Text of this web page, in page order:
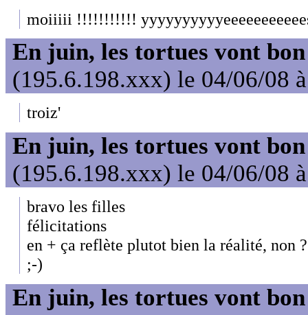
moiiiii !!!!!!!!!!!
En juin, les tortues vont
(195.6.198.xxx) le 04/06/08
troiz'
En juin, les tortues vont
(195.6.198.xxx) le 04/06/08
bravo les filles
félicitations
en + ça reflète plutot bien la réalité, non ?
;-)
En juin, les tortues vont